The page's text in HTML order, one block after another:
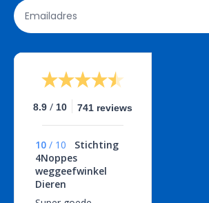
8.9 / 10 741 reviews
10 / 10
Stichting
4Noppes
weggeefwinkel
Dieren